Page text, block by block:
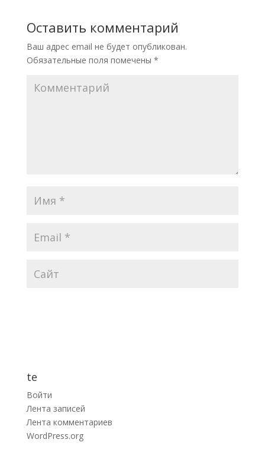
Оставить комментарий
Ваш адрес email не будет опубликован.
Обязательные поля помечены *
te
Войти
Лента записей
Лента комментариев
WordPress.org